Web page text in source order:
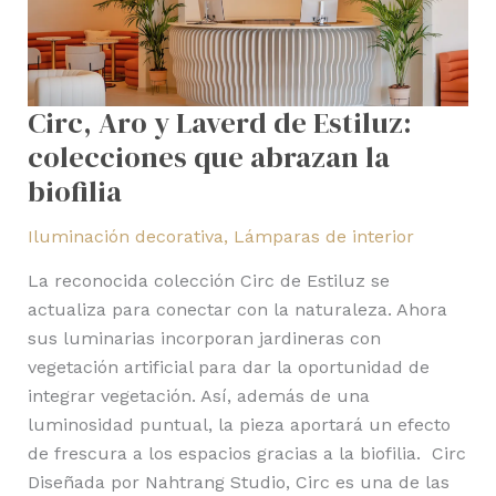
Circ, Aro y Laverd de Estiluz:
colecciones que abrazan la
biofilia
Iluminación decorativa, Lámparas de interior
La reconocida colección Circ de Estiluz se
actualiza para conectar con la naturaleza. Ahora
sus luminarias incorporan jardineras con
vegetación artificial para dar la oportunidad de
integrar vegetación. Así, además de una
luminosidad puntual, la pieza aportará un efecto
de frescura a los espacios gracias a la biofilia. Circ
Diseñada por Nahtrang Studio, Circ es una de las
la
biofilia